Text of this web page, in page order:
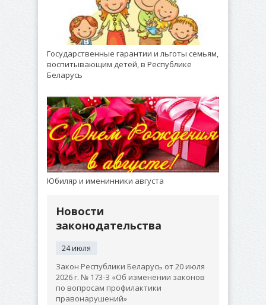
Государственные гарантии и льготы семьям,
воспитывающим детей, в Республике
Беларусь
Юбиляр и именинники августа
Новости
законодательства
24 июля
Закон Республики Беларусь от 20 июля
2026 г. № 173-З «Об изменении законов
по вопросам профилактики
правонарушений»